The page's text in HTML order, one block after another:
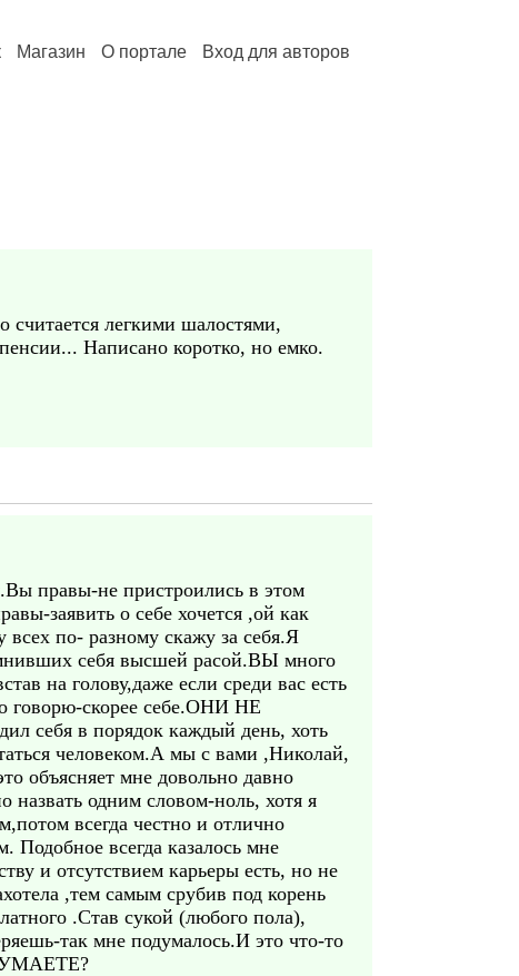
Магазин О портале Вход для авторов
считается легкими шалостями,
Написано коротко, но емко.
правы-не пристроились в этом
заявить о себе хочется ,ой как
всех по- разному скажу за себя.Я
себя высшей расой.ВЫ много
на голову,даже если среди вас есть
говорю-скорее себе.ОНИ НЕ
себя в порядок каждый день, хоть
человеком.А мы с вами ,Николай,
объясняет мне довольно давно
одним словом-ноль, хотя я
всегда честно и отлично
всегда казалось мне
и отсутствием карьеры есть, но не
,тем самым срубив под корень
.Став сукой (любого пола),
так мне подумалось.И это что-то